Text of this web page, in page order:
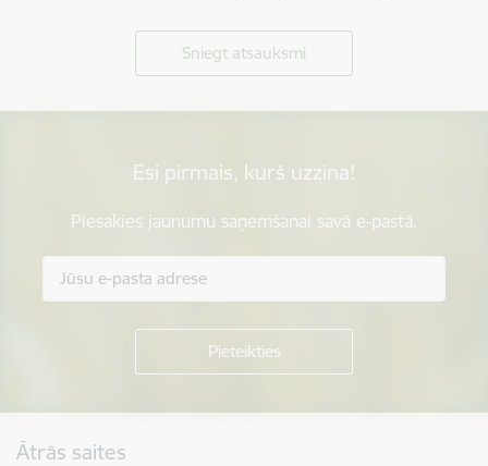
Sniegt atsauksmi
Esi pirmais, kurš uzzina!
Piesakies jaunumu saņemšanai savā e-pastā.
Ātrās saites